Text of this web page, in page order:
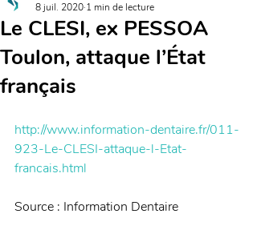
Le CLESI, ex PESSOA
Toulon, attaque l’État
français
8 juil. 2020 1 min de lecture
http://www.information-dentaire.fr/011-
923-Le-CLESI-attaque-l-Etat-
francais.html
Source : Information Dentaire